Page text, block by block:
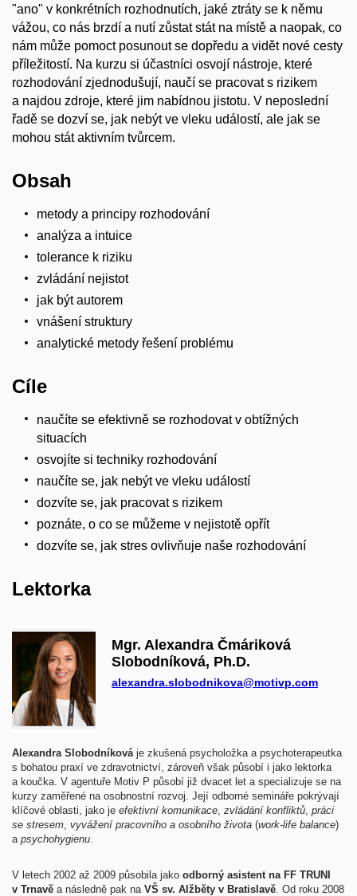
"ano" v konkrétních rozhodnutích, jaké ztráty se k němu
vážou, co nás brzdí a nutí zůstat stát na místě a naopak, co
nám může pomoct posunout se dopředu a vidět nové cesty
příležitostí. Na kurzu si účastníci osvojí nástroje, které
rozhodování zjednodušují, naučí se pracovat s rizikem
a najdou zdroje, které jim nabídnou jistotu. V neposlední
řadě se dozví se, jak nebýt ve vleku událostí, ale jak se
mohou stát aktivním tvůrcem.
Obsah
metody a principy rozhodování
analýza a intuice
tolerance k riziku
zvládání nejistot
jak být autorem
vnášení struktury
analytické metody řešení problému
Cíle
naučíte se efektivně se rozhodovat v obtížných
situacích
osvojíte si techniky rozhodování
naučíte se, jak nebýt ve vleku událostí
dozvíte se, jak pracovat s rizikem
poznáte, o co se můžeme v nejistotě opřít
dozvíte se, jak stres ovlivňuje naše rozhodování
Lektorka
Mgr. Alexandra Čmáriková
Slobodníková, Ph.D.
alexandra.slobodnikova@motivp.com
Alexandra Slobodníková je zkušená psycholožka a psychoterapeutka
s bohatou praxí ve zdravotnictví, zároveň však působí i jako lektorka
a koučka. V agentuře Motiv P působí již dvacet let a specializuje se na
kurzy zaměřené na osobnostní rozvoj. Její odborné semináře pokrývají
klíčové oblasti, jako je efektivní komunikace zvládání konfliktů práci
se stresem vyvážení pracovního a osobního života (work-life balance)
a psychohygienu
V letech 2002 až 2009 působila jako odborný asistent na FF TRUNI
v Trnavě a následně pak na VŠ sv. Alžběty v Bratislavě . Od roku 2008